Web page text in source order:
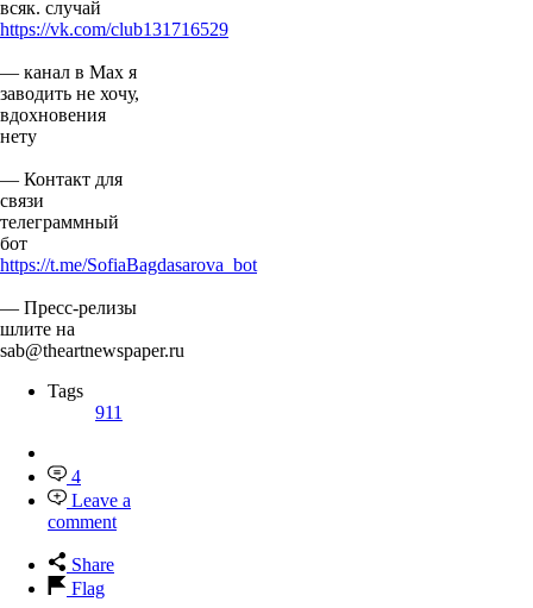
всяк. случай
https://vk.com/club131716529
— канал в Мах я
заводить не хочу,
вдохновения
нету
— Контакт для
связи
телеграммный
бот
https://t.me/SofiaBagdasarova_bot
— Пресс-релизы
шлите на
sab@theartnewspaper.ru
Tags
911
4
Leave a
comment
Share
Flag